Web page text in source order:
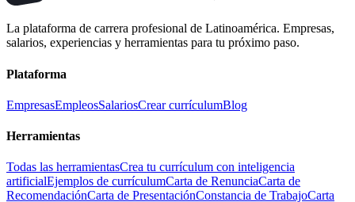
La plataforma de carrera profesional de Latinoamérica. Empresas,
salarios, experiencias y herramientas para tu próximo paso.
Plataforma
EmpresasEmpleosSalariosCrear currículumBlog
Herramientas
Todas las herramientasCrea tu currículum con inteligencia
artificialEjemplos de currículumCarta de RenunciaCarta de
RecomendaciónCarta de PresentaciónConstancia de TrabajoCarta